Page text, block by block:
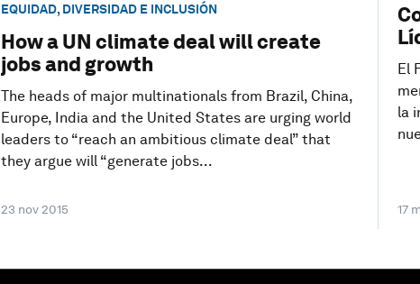
EQUIDAD, DIVERSIDAD E INCLUSIÓN
How a UN climate deal will create
jobs and growth
The heads of major multinationals from Brazil, China,
Europe, India and the United States are urging world
leaders to “reach an ambitious climate deal” that
they argue will “generate jobs...
23 nov 2015
El
la
17